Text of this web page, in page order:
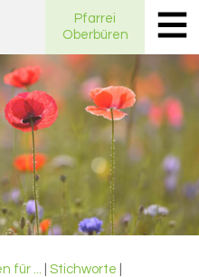
Pfarrei
Oberbüren
für ... Stichworte